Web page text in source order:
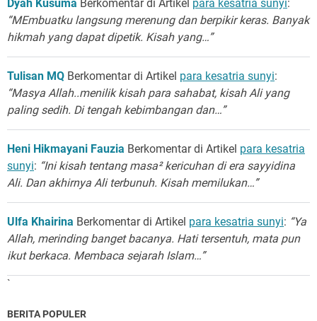
Dyah Kusuma Berkomentar di Artikel para kesatria sunyi:
“MEmbuatku langsung merenung dan berpikir keras. Banyak
hikmah yang dapat dipetik. Kisah yang…”
Tulisan MQ Berkomentar di Artikel para kesatria sunyi:
“Masya Allah..menilik kisah para sahabat, kisah Ali yang
paling sedih. Di tengah kebimbangan dan…”
Heni Hikmayani Fauzia Berkomentar di Artikel para kesatria
sunyi: “Ini kisah tentang masa² kericuhan di era sayyidina
Ali. Dan akhirnya Ali terbunuh. Kisah memilukan…”
Ulfa Khairina Berkomentar di Artikel para kesatria sunyi: “Ya
Allah, merinding banget bacanya. Hati tersentuh, mata pun
ikut berkaca. Membaca sejarah Islam…”
`
BERITA POPULER